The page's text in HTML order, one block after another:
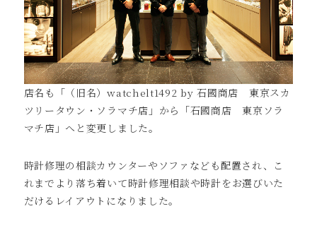
店名も「（旧名）watchelt1492 by 石國商店 東京スカ
ツリータウン・ソラマチ店」から「石國商店 東京ソラ
マチ店」へと変更しました。
時計修理の相談カウンターやソファなども配置され、こ
れまでより落ち着いて時計修理相談や時計をお選びいた
だけるレイアウトになりました。